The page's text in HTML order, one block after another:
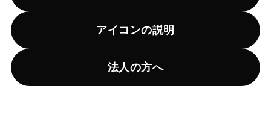
アイコンの説明
法人の方へ